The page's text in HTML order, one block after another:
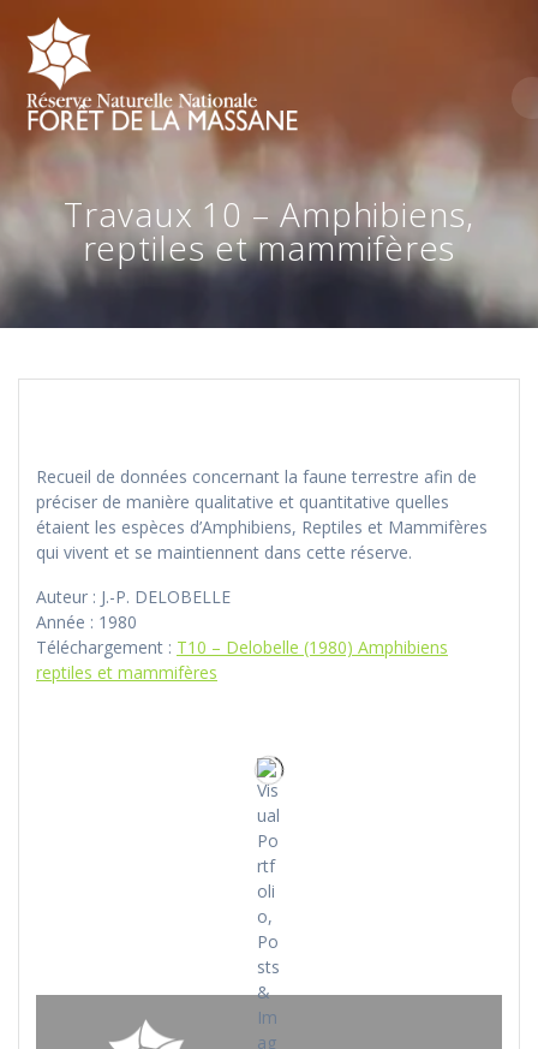
Travaux 10 – Amphibiens,
reptiles et mammifères
Recueil de données concernant la faune terrestre afin de
préciser de manière qualitative et quantitative quelles
étaient les espèces d’Amphibiens, Reptiles et Mammifères
qui vivent et se maintiennent dans cette réserve.
Auteur : J.-P. DELOBELLE
Année : 1980
Téléchargement : T10 – Delobelle (1980) Amphibiens
reptiles et mammifères